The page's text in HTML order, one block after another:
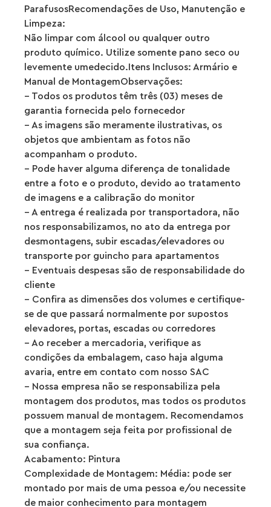
ParafusosRecomendações de Uso, Manutenção e
Limpeza:
Não limpar com álcool ou qualquer outro
produto químico. Utilize somente pano seco ou
levemente umedecido.Itens Inclusos: Armário e
Manual de MontagemObservações:
– Todos os produtos têm três (03) meses de
garantia fornecida pelo fornecedor
– As imagens são meramente ilustrativas, os
objetos que ambientam as fotos não
acompanham o produto.
– Pode haver alguma diferença de tonalidade
entre a foto e o produto, devido ao tratamento
de imagens e a calibração do monitor
– A entrega é realizada por transportadora, não
nos responsabilizamos, no ato da entrega por
desmontagens, subir escadas/elevadores ou
transporte por guincho para apartamentos
– Eventuais despesas são de responsabilidade do
cliente
– Confira as dimensões dos volumes e certifique-
se de que passará normalmente por supostos
elevadores, portas, escadas ou corredores
– Ao receber a mercadoria, verifique as
condições da embalagem, caso haja alguma
avaria, entre em contato com nosso SAC
– Nossa empresa não se responsabiliza pela
montagem dos produtos, mas todos os produtos
possuem manual de montagem. Recomendamos
que a montagem seja feita por profissional de
sua confiança.
Acabamento: Pintura
Complexidade de Montagem: Média: pode ser
montado por mais de uma pessoa e/ou necessite
de maior conhecimento para montagem